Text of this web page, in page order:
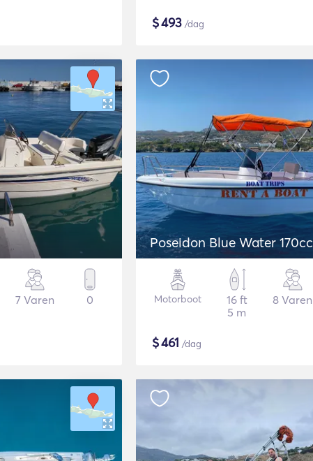
$493 /dag
7 Varen 0
Poseidon Blue Water 170cc
Motorboot
16 ft
5 m
8 Varen
$461 /dag